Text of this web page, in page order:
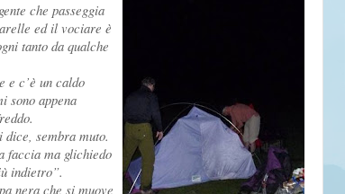
che passeggia
ed il vociare è
tanto da qualche
e c’è un caldo
sono appena
sembra muto.
faccia ma glichiedo
indietro”.
nera che si muove